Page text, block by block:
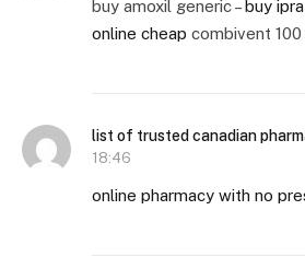
buy amoxil generic –buy
online cheap combivent 100
list of trusted canadian
18:46
online pharmacy with no